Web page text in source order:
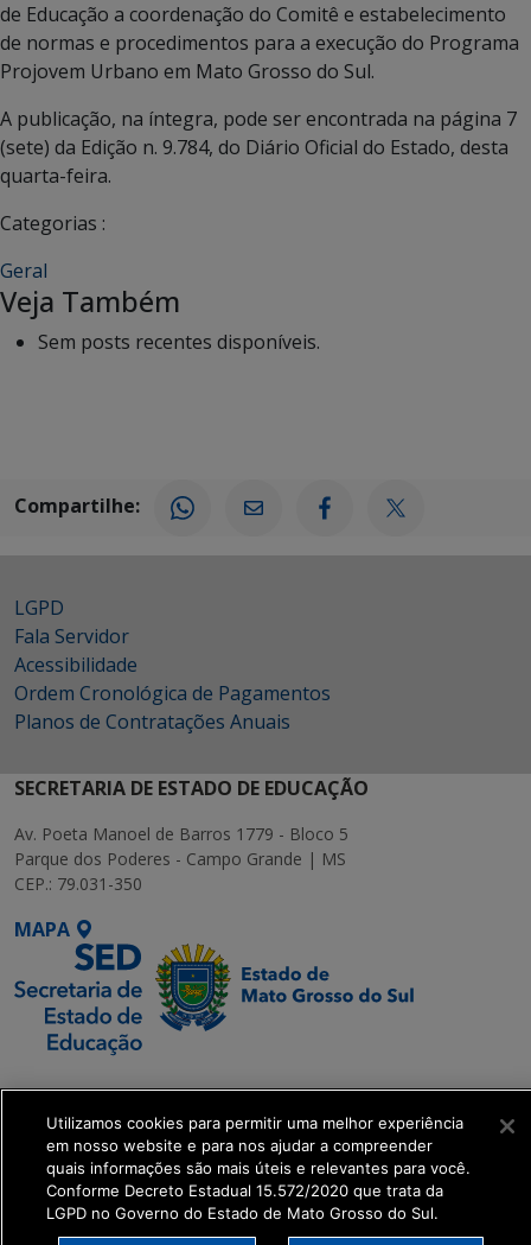
de Educação a coordenação do Comitê e estabelecimento
de normas e procedimentos para a execução do Programa
Projovem Urbano em Mato Grosso do Sul.
A publicação, na íntegra, pode ser encontrada na página 7
(sete) da Edição n. 9.784, do Diário Oficial do Estado, desta
quarta-feira.
Categorias :
Geral
Veja Também
Sem posts recentes disponíveis.
Compartilhe:
LGPD
Fala Servidor
Acessibilidade
Ordem Cronológica de Pagamentos
Planos de Contratações Anuais
SECRETARIA DE ESTADO DE EDUCAÇÃO
Av. Poeta Manoel de Barros 1779 - Bloco 5
Parque dos Poderes - Campo Grande | MS
CEP.: 79.031-350
MAPA
SETDIG | Secretaria-
Executiva de
Transformação Digital
get_footer();
Utilizamos cookies para permitir uma melhor experiência
em nosso website e para nos ajudar a compreender
quais informações são mais úteis e relevantes para você.
Conforme Decreto Estadual 15.572/2020 que trata da
LGPD no Governo do Estado de Mato Grosso do Sul.